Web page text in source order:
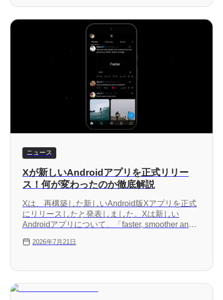
ニュース
Xが新しいAndroidアプリを正式リリー
ス！何が変わったのか徹底解説
Xは、再構築した新しいAndroid版Xアプリを正式
にリリースしたと発表しました。Xは新しい
Androidアプリについて、「faster, smoother and
で、ずっと信頼性が高い）と紹介しており、Xの
2026年7月21日